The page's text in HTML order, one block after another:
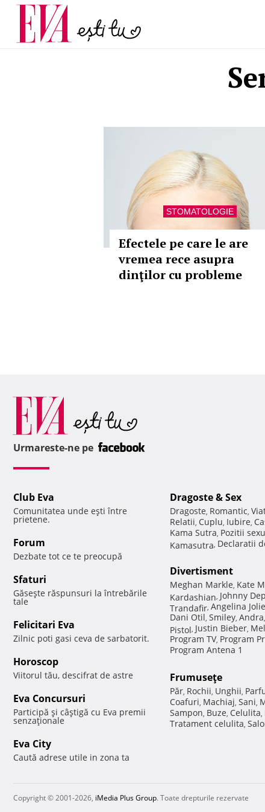
STOMATOLOGIE
Efectele pe care le are
vremea rece asupra
dinţilor cu probleme
Carieră
Actualitate
pe măsură ce
Urmareste-ne pe
Club Eva
Comunitatea unde eşti între
prietene.
Forum
Dezbate tot ce te preocupă
Sfaturi
Găseşte răspunsuri la întrebările
tale
Felicitari Eva
Zilnic poti gasi ceva de sarbatorit.
Horoscop
Viitorul tău, descifrat de astre
Eva Concursuri
Participă şi câştigă cu Eva premii
senzaţionale
Eva City
Caută adrese utile in zona ta
Dragoste & Sex
Dragoste, Romantic,
Relatii, Cuplu, Iubire,
Kama Sutra, Pozitii
Kamasutra, Declaratii
Divertisment
Meghan Markle, Kate
Kardashian, Johnny
Trandafir, Angelina Jolie
Dani Otil, Smiley, Andra,
Pistol, Justin Bieber,
Program TV, Program
Program Antena 1
Frumuseţe
Păr, Rochii, Unghii,
Coafuri, Machiaj, Sani,
Sampon, Buze, Celulita,
Tratament celulita,
Copyright © 2001-2026, iMedia Plus Group. Toate drepturile rezervate